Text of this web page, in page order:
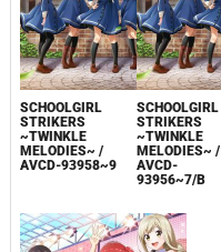
SCHOOLGIRL
STRIKERS
~TWINKLE
MELODIES~ /
AVCD-93958~9
SCHOOLGIRL
STRIKERS
~TWINKLE
MELODIES~ /
AVCD-
93956~7/B